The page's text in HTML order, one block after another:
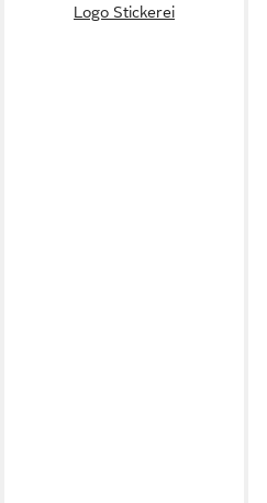
Logo Stickerei